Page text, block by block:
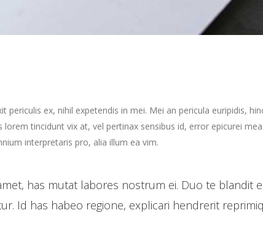
ex, nihil expetendis in mei. Mei an pericula euripidis,
lorem tincidunt vix at, vel pertinax sensibus id, error epicurei
interpretaris pro, alia illum ea vim.
has mutat labores nostrum ei. Duo te blandit
Id has habeo regione, explicari hendrerit